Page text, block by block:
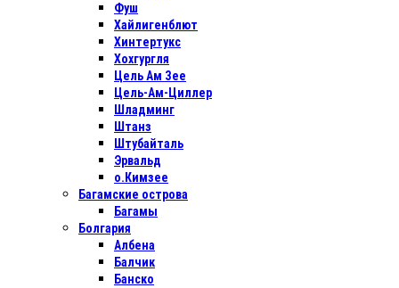
Фуш
Хайлигенблют
Хинтертукс
Хохгургля
Цель Ам Зее
Цель-Ам-Циллер
Шладминг
Штанз
Штубайталь
Эрвальд
о.Кимзее
Багамские острова
Багамы
Болгария
Албена
Балчик
Банско